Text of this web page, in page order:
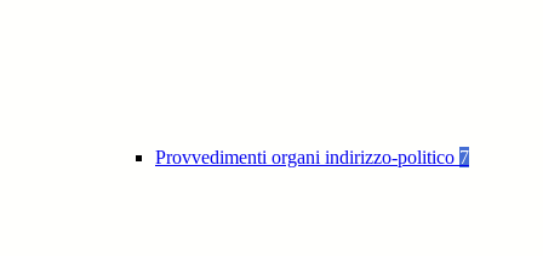
Provvedimenti organi indirizzo-politico 7